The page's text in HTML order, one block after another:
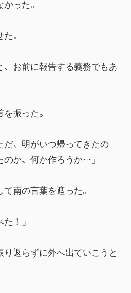
った。
。
、お前に報告する義務でもあ
振った。
だ、明がいつ帰ってきたの
のか、何か作ろうか…」
南の言葉を遮った。
！」
返らずに外へ出ていこうと